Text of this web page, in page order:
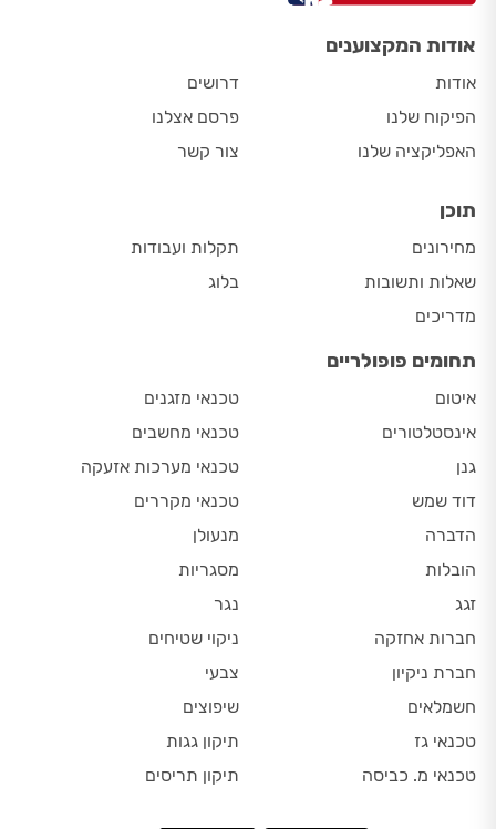
אודות המקצוענים
אודות
הפיקוח שלנו
האפליקציה שלנו
דרושים
פרסם אצלנו
צור קשר
תוכן
מחירונים
שאלות ותשובות
מדריכים
תקלות ועבודות
בלוג
תחומים פופולריים
איטום
אינסטלטורים
גנן
דוד שמש
הדברה
הובלות
זגג
חברות אחזקה
חברת ניקיון
חשמלאים
טכנאי גז
טכנאי מ. כביסה
טכנאי מזגנים
טכנאי מחשבים
טכנאי מערכות אזעקה
טכנאי מקררים
מנעולן
מסגריות
נגר
ניקוי שטיחים
צבעי
שיפוצים
תיקון גגות
תיקון תריסים